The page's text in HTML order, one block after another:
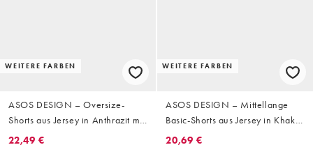
WEITERE FARBEN
ASOS DESIGN – Oversize-
Shorts aus Jersey in Anthrazit mit
Gesäßtasche
22,49 €
WEITERE FARBEN
ASOS DESIGN – Mittellange
Basic-Shorts aus Jersey in Khaki
mit Oversize-Schnitt
20,69 €